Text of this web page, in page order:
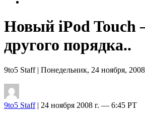
Новый iPod Touch
другого порядка..
9to5 Staff| Понедельник, 24 ноября,
9to5 Staff| 24 ноября 2008 г. — 6:45 PT